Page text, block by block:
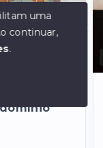
posso ajudar?
uma
continuar,
.